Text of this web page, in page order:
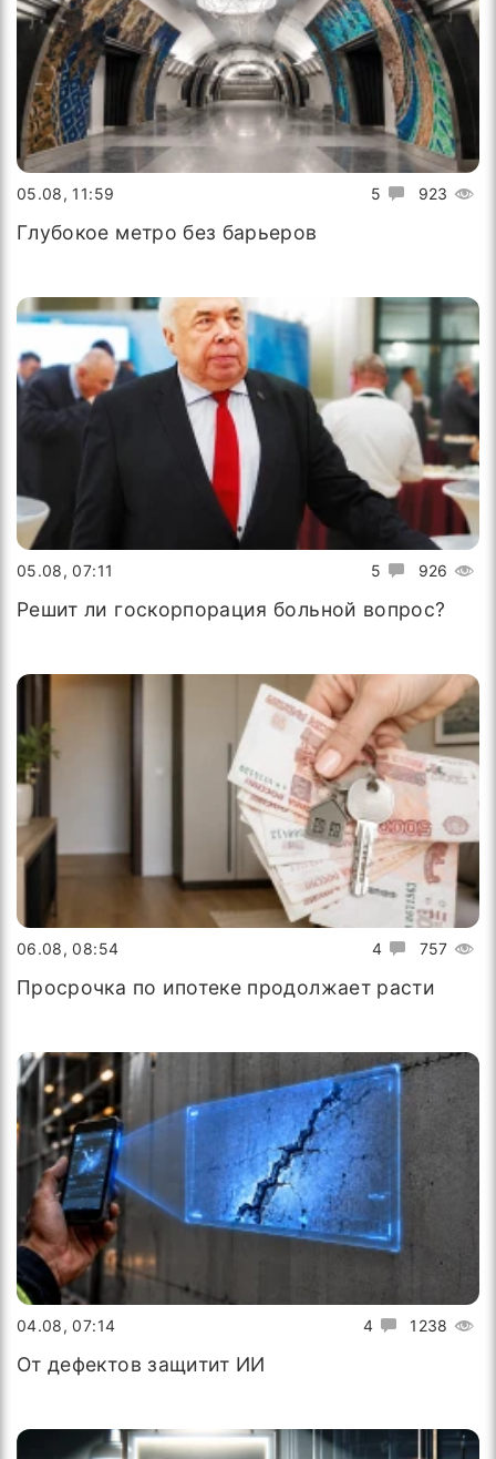
5 923
05.08, 11:59
Глубокое метро без барьеров
5 926
05.08, 07:11
Решит ли госкорпорация больной вопрос?
4 757
06.08, 08:54
Просрочка по ипотеке продолжает расти
4 1238
04.08, 07:14
От дефектов защитит ИИ